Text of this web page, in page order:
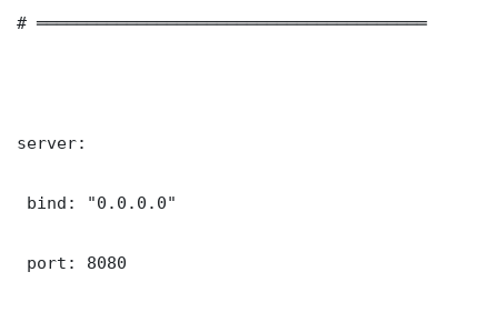
# ═══════════════════════════════════════
server:
bind: "0.0.0.0"
port: 8080